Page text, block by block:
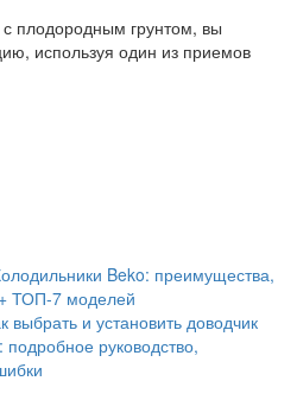
плодородным грунтом, вы
используя один из приемов
Beko: преимущества,
ТОП-7 моделей
выбрать и установить доводчик
руководство,